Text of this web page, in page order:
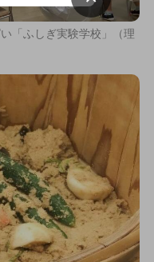
「ふしぎ実験学校」（理